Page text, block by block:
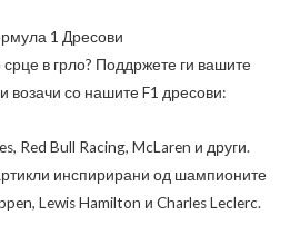
1 Дресови
срце в грло? Поддржете ги вашите
возачи со нашите F1 дресови:
Red Bull Racing, McLaren и други.
инспирирани од шампионите
Lewis Hamilton и Charles Leclerc.